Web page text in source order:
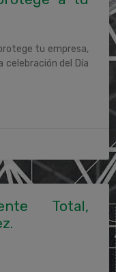
tu empresa,
del Día
Total,